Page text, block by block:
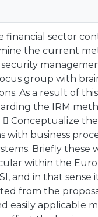
financial sector
the current
group with
As a result of this
the IRM
 Conceptualize
with business
Briefly
within the
and in that sense
from the
easily applicable